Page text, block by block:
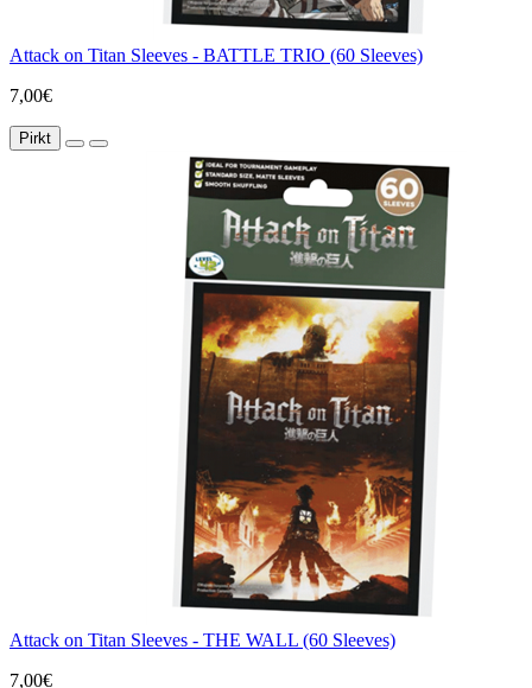
Attack on Titan Sleeves - BATTLE TRIO (60 Sleeves)
7,00€
Pirkt
Attack on Titan Sleeves - THE WALL (60 Sleeves)
7,00€